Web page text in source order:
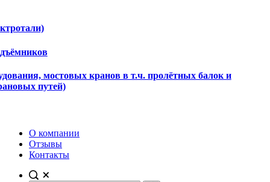
мостовых кранов в т.ч. пролётных балок и
путей)
О компании
Отзывы
Контакты